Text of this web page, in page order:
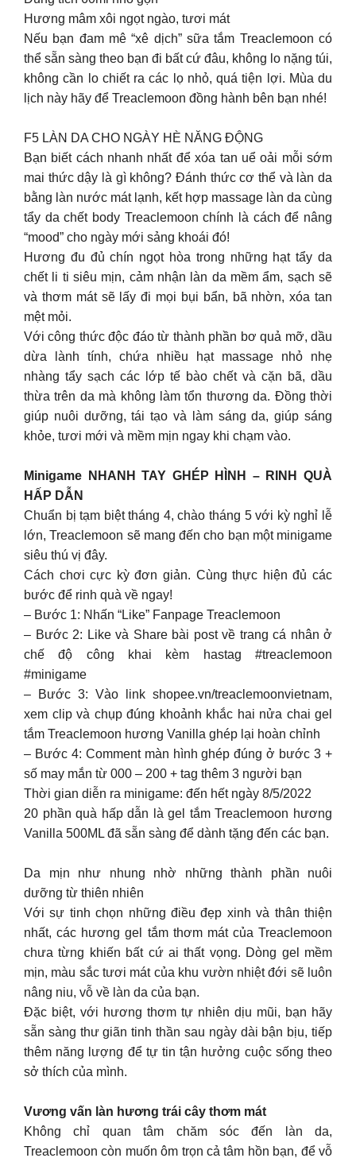
Hương mâm xôi ngọt ngào, tươi mát
Nếu bạn đam mê “xê dịch” sữa tắm Treaclemoon có
thể sẵn sàng theo bạn đi bất cứ đâu, không lo nặng túi,
không cần lo chiết ra các lọ nhỏ, quá tiện lợi. Mùa du
lịch này hãy để Treaclemoon đồng hành bên bạn nhé!
F5 LÀN DA CHO NGÀY HÈ NĂNG ĐỘNG
Bạn biết cách nhanh nhất để xóa tan uể oải mỗi sớm
mai thức dậy là gì không? Đánh thức cơ thể và làn da
bằng làn nước mát lạnh, kết hợp massage làn da cùng
tẩy da chết body Treaclemoon chính là cách để nâng
“mood” cho ngày mới sảng khoái đó!
Hương đu đủ chín ngọt hòa trong những hạt tẩy da
chết li ti siêu mịn, cảm nhận làn da mềm ẩm, sạch sẽ
và thơm mát sẽ lấy đi mọi bụi bẩn, bã nhờn, xóa tan
mệt mỏi.
Với công thức độc đáo từ thành phần bơ quả mỡ, dầu
dừa lành tính, chứa nhiều hạt massage nhỏ nhẹ
nhàng tẩy sạch các lớp tế bào chết và cặn bã, dầu
thừa trên da mà không làm tổn thương da. Đồng thời
giúp nuôi dưỡng, tái tạo và làm sáng da, giúp sáng
khỏe, tươi mới và mềm mịn ngay khi chạm vào.
Minigame NHANH TAY GHÉP HÌNH – RINH QUÀ
HẤP DẪN
Chuẩn bị tạm biệt tháng 4, chào tháng 5 với kỳ nghỉ lễ
lớn, Treaclemoon sẽ mang đến cho bạn một minigame
siêu thú vị đây.
Cách chơi cực kỳ đơn giản. Cùng thực hiện đủ các
bước để rinh quà về ngay!
– Bước 1: Nhấn “Like” Fanpage Treaclemoon
– Bước 2: Like và Share bài post về trang cá nhân ở
chế độ công khai kèm hastag #treaclemoon
#minigame
– Bước 3: Vào link shopee.vn/treaclemoonvietnam,
xem clip và chụp đúng khoảnh khắc hai nửa chai gel
tắm Treaclemoon hương Vanilla ghép lại hoàn chỉnh
– Bước 4: Comment màn hình ghép đúng ở bước 3 +
số may mắn từ 000 – 200 + tag thêm 3 người bạn
Thời gian diễn ra minigame: đến hết ngày 8/5/2022
20 phần quà hấp dẫn là gel tắm Treaclemoon hương
Vanilla 500ML đã sẵn sàng để dành tặng đến các bạn.
Da mịn như nhung nhờ những thành phần nuôi
dưỡng từ thiên nhiên
Với sự tinh chọn những điều đẹp xinh và thân thiện
nhất, các hương gel tắm thơm mát của Treaclemoon
chưa từng khiến bất cứ ai thất vọng. Dòng gel mềm
mịn, màu sắc tươi mát của khu vườn nhiệt đới sẽ luôn
nâng niu, vỗ về làn da của bạn.
Đặc biệt, với hương thơm tự nhiên dịu mũi, bạn hãy
sẵn sàng thư giãn tinh thần sau ngày dài bận bịu, tiếp
thêm năng lượng để tự tin tận hưởng cuộc sống theo
sở thích của mình.
Vương vấn làn hương trái cây thơm mát
Không chỉ quan tâm chăm sóc đến làn da,
Treaclemoon còn muốn ôm trọn cả tâm hồn bạn, để vỗ